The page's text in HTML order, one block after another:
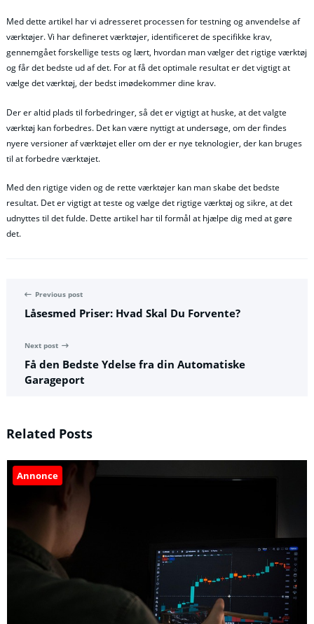
Med dette artikel har vi adresseret processen for testning og anvendelse af
værktøjer. Vi har defineret værktøjer, identificeret de specifikke krav,
gennemgået forskellige tests og lært, hvordan man vælger det rigtige værktøj
og får det bedste ud af det. For at få det optimale resultat er det vigtigt at
vælge det værktøj, der bedst imødekommer dine krav.
Der er altid plads til forbedringer, så det er vigtigt at huske, at det valgte
værktøj kan forbedres. Det kan være nyttigt at undersøge, om der findes
nyere versioner af værktøjet eller om der er nye teknologier, der kan bruges
til at forbedre værktøjet.
Med den rigtige viden og de rette værktøjer kan man skabe det bedste
resultat. Det er vigtigt at teste og vælge det rigtige værktøj og sikre, at det
udnyttes til det fulde. Dette artikel har til formål at hjælpe dig med at gøre
det.
Previous post
Låsesmed Priser: Hvad Skal Du Forvente?
Next post
Få den Bedste Ydelse fra din Automatiske
Garageport
Related Posts
Annonce